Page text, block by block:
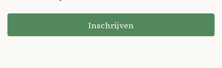
Inschrijven